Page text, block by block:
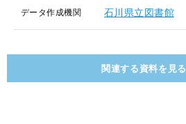
データ作成機関 石川県立図書館
関連する資料を見る